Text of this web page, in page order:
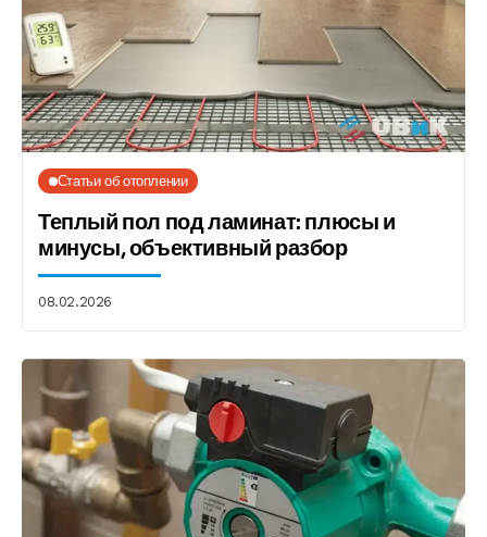
Статьи об отоплении
Теплый пол под ламинат: плюсы и
минусы, объективный разбор
08.02.2026